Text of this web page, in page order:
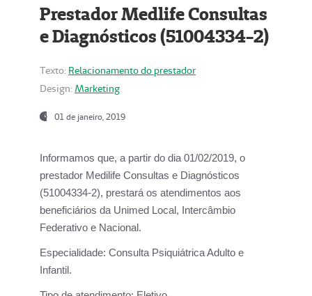
Prestador Medlife Consultas
e Diagnósticos (51004334-2)
Texto: Relacionamento do prestador
Design: Marketing
01 de janeiro, 2019
Informamos que, a partir do dia 01/02/2019, o
prestador Medilife Consultas e Diagnósticos
(51004334-2), prestará os atendimentos aos
beneficiários da Unimed Local, Intercâmbio
Federativo e Nacional.
Especialidade: Consulta Psiquiátrica Adulto e
Infantil.